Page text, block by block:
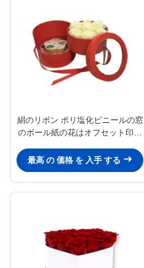
絹のリボン ポリ塩化ビニールの窓
のボール紙の花はオフセット印刷
最高 の 価格 を 入手 する